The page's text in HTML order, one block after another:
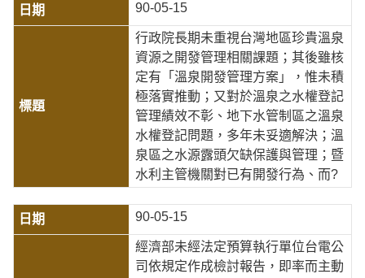
90-05-15
行政院長期未重視台灣地區珍貴溫泉
資源之開發管理相關課題；其後雖核
定有「溫泉開發管理方案」，惟未積
極落實推動；又對於溫泉之水權登記
管理績效不彰、地下水管制區之溫泉
水權登記問題，多年未妥適解決；溫
泉區之水源露頭欠缺保護與管理；暨
水利主管機關對已有開發行為、而?
90-05-15
經濟部未經法定預算執行單位台電公
司依規定作成檢討報告，即率而主動